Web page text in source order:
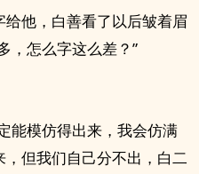
他，白善看了以后皱着眉
，怎么字这么差？”
能模仿得出来，我会仿满
但我们自己分不出，白二